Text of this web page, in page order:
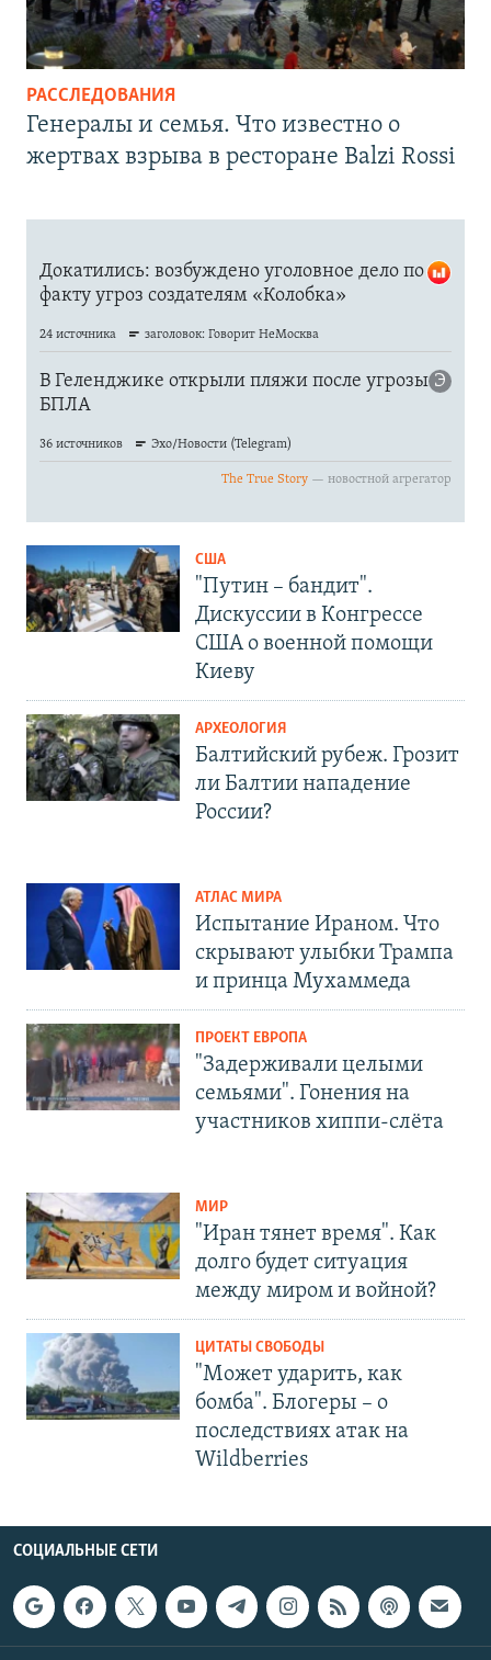
РАССЛЕДОВАНИЯ
Генералы и семья. Что известно о
жертвах взрыва в ресторане Balzi Rossi
США
"Путин – бандит".
Дискуссии в Конгрессе
США о военной помощи
Киеву
АРХЕОЛОГИЯ
Балтийский рубеж. Грозит
ли Балтии нападение
России?
АТЛАС МИРА
Испытание Ираном. Что
скрывают улыбки Трампа
и принца Мухаммеда
ПРОЕКТ ЕВРОПА
"Задерживали целыми
семьями". Гонения на
участников хиппи-слёта
МИР
"Иран тянет время". Как
долго будет ситуация
между миром и войной?
ЦИТАТЫ СВОБОДЫ
"Может ударить, как
бомба". Блогеры – о
последствиях атак на
Wildberries
СОЦИАЛЬНЫЕ СЕТИ